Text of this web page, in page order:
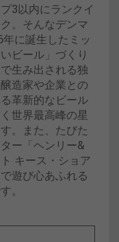
3以内にランクイ
。そんなデンマ
に誕生したミッ
ビール」づくり
生み出される独
造家や企業との
革新的なビール
世界最高峰の星
。また、たびた
ー「ヘンリー&
キース・ショア
遊び心あふれる
。